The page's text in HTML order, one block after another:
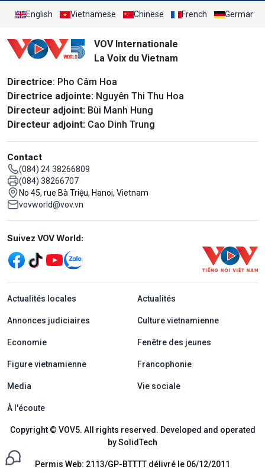
English Vietnamese Chinese French German
VOV Internationale
La Voix du Vietnam
Directrice: Pho Câm Hoa
Directrice adjointe: Nguyên Thi Thu Hoa
Directeur adjoint: Bùi Manh Hung
Directeur adjoint: Cao Dinh Trung
Contact
(084) 24 38266809
(084) 38266707
No 45, rue Bà Triệu, Hanoi, Vietnam
vovworld@vov.vn
Mạng xã hội
Suivez VOV World:
menu footer tiếng Pháp
Actualités locales Actualités
Annonces judiciaires Culture vietnamienne
Economie Fenêtre des jeunes
Figure vietnamienne Francophonie
Media Vie sociale
À l'écoute
Copyright © VOV5. All rights reserved. Developed and operated
by SolidTech
Permis Web: 2113/GP-BTTTT délivré le 06/12/2011